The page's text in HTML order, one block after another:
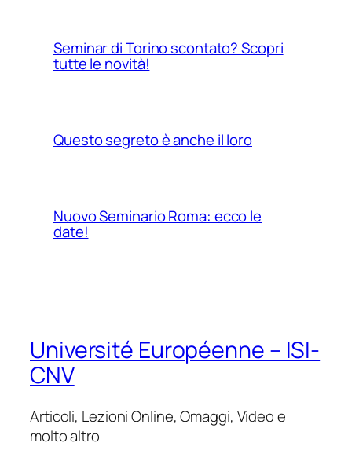
Seminar di Torino scontato? Scopri
tutte le novità!
Questo segreto è anche il loro
Nuovo Seminario Roma: ecco le
date!
Université Européenne – ISI-
CNV
Articoli, Lezioni Online, Omaggi, Video e
molto altro